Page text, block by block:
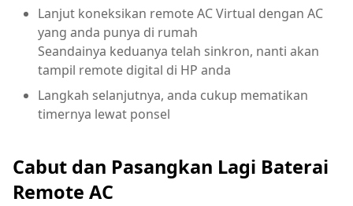
Lanjut koneksikan remote AC Virtual dengan AC
yang anda punya di rumah
Seandainya keduanya telah sinkron, nanti akan
tampil remote digital di HP anda
Langkah selanjutnya, anda cukup mematikan
timernya lewat ponsel
Cabut dan Pasangkan Lagi Baterai
Remote AC